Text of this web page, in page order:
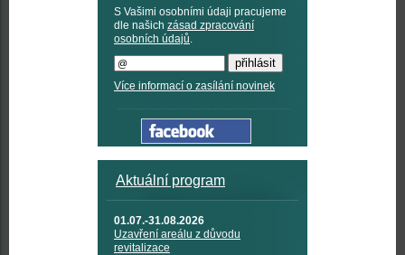
S Vašimi osobními údaji pracujeme
dle našich zásad zpracování
osobních údajů.
Více informací o zasílání novinek
Aktuální program
01.07.-31.08.2026
Uzavření areálu z důvodu
revitalizace